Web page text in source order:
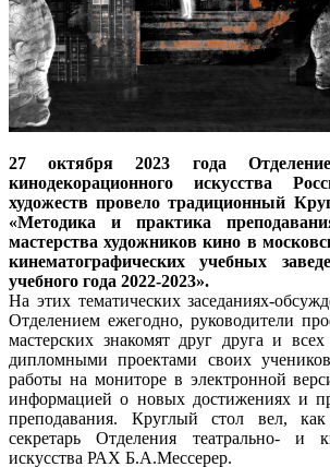
27 октября 2023 года
кинодекорационного искусства
художеств провело традиционный
«Методика и практика
мастерства художников кино в
кинематографических учебных
учебного года 2022-2023».
На этих тематических заседаниях-
Отделением ежегодно, руководители
мастерских знакомят друг друга и
дипломными проектами своих
работы на мониторе в электронной
информацией о новых достижениях и
преподавания. Круглый стол вел, как
секретарь Отделения театрально- и
искусства РАХ Б.А.Мессерер.